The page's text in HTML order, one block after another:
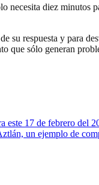
necesita diez minutos
su respuesta y para
que sólo generan
este 17 de febrero del
un ejemplo de